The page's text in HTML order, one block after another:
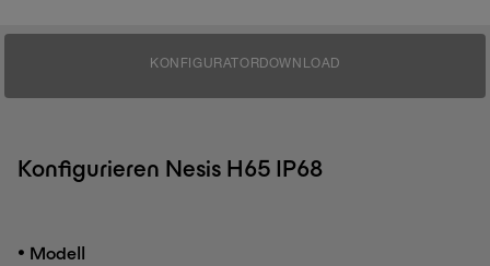
KONFIGURATORDOWNLOAD
Konfigurieren Nesis H65 IP68
• Modell